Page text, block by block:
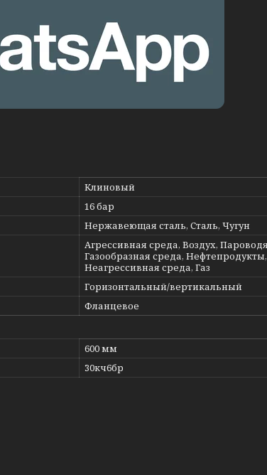
Клиновый
16 бар
Нержавеющая сталь, Сталь, Чугун
Агрессивная среда, Воздух,
Газообразная среда,
Неагрессивная среда, Газ
Горизонтальный/вертикальный
Фланцевое
600 мм
30кч6бр